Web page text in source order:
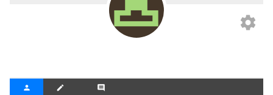
settings
person
create
comment